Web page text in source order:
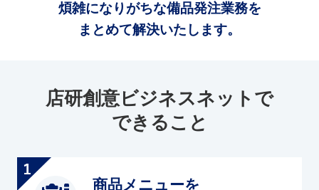
煩雑になりがちな備品発注業務を
まとめて解決いたします。
店研創意ビジネスネットで
できること
商品メニューを